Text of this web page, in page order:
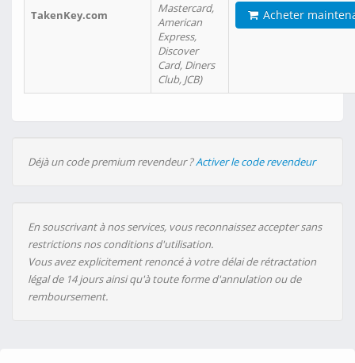
TakenKey.com
Mastercard,
American
Express,
Discover
Card, Diners
Club, JCB)
Acheter
Déjà un code premium revendeur ?Activer le code revendeur
En souscrivant à nos services, vous reconnaissez accepter sans
restrictions nos conditions d'utilisation.
Vous avez explicitement renoncé à votre délai de rétractation
légal de 14 jours ainsi qu'à toute forme d'annulation ou de
remboursement.